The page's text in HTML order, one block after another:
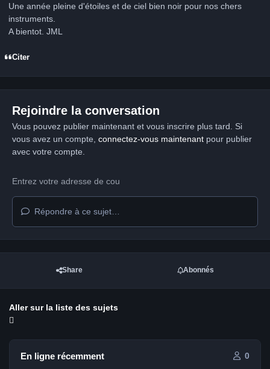
Une année pleine d'étoiles et de ciel bien noir pour nos chers
instruments.
A bientot. JML
Citer
Rejoindre la conversation
Vous pouvez publier maintenant et vous inscrire plus tard. Si
vous avez un compte, connectez-vous maintenantpour publier
avec votre compte.
Répondre à ce sujet…
Share Abonnés
Aller sur la liste des sujets
En ligne récemment 0